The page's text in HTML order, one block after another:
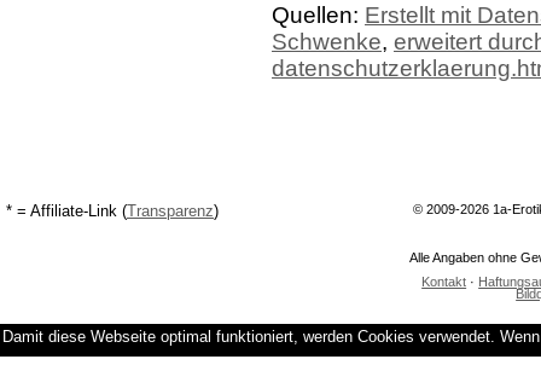
Quellen: Erstellt mit
Schwenke, erweitert
* = Affiliate-Link (Transparenz) © 2009-2026 1a-
Alle Angaben ohne
Kontakt ·
Damit diese Webseite optimal funktioniert, werden Cookies verwendet.